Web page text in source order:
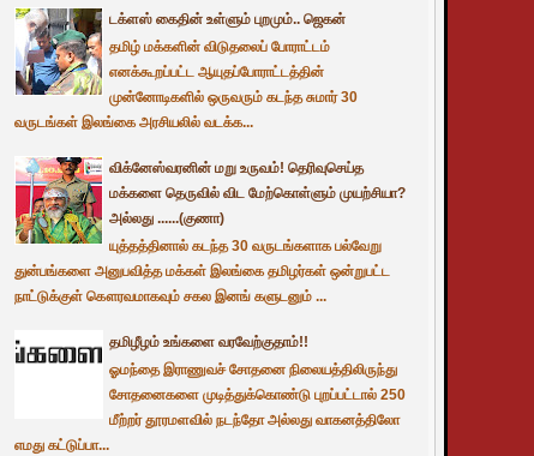
டக்ளஸ் கைதின் உள்ளும் புறமும்.. ஜெகன்
தமிழ் மக்களின் விடுதலைப் போராட்டம்
எனக்கூறப்பட்ட ஆயுதப்போராட்டத்தின்
முன்னோடிகளில் ஒருவரும் கடந்த சுமார் 30
வருடங்கள் இலங்கை அரசியலில் வடக்க...
விக்னேஸ்வரனின் மறு உருவம்! தெரிவுசெய்த
மக்களை தெருவில் விட மேற்கொள்ளும் முயற்சியா?
அல்லது ......(குணா)
யுத்தத்தினால் கடந்த 30 வருடங்களாக பல்வேறு
துன்பங்களை அனுபவித்த மக்கள் இலங்கை தமிழர்கள் ஒன்றுபட்ட
நாட்டுக்குள் கௌரவமாகவும் சகல இனங் களுடனும் ...
தமிழீழம் உங்களை வரவேற்குதாம்!!
ஓமந்தை இராணுவச் சோதனை நிலையத்திலிருந்து
சோதனைகளை முடித்துக்கொண்டு புறப்பட்டால் 250
மீற்றர் தூரமளவில் நடந்தோ அல்லது வாகனத்திலோ
எமது கட்டுப்பா...